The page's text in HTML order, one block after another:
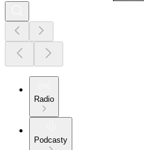
Radio
Podcasty